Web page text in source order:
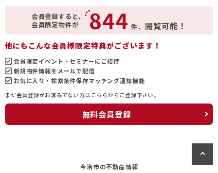
会員登録すると、
会員限定物件が
844 件、 閲覧可能！
他にもこんな会員様限定特典がございます！
会員限定イベント・セミナーにご招待
新規物件情報をメールで配信
お気に入り・検索条件保存マッチング通知機能
まだ会員登録がお済みでない方はこちらからご登録下さい。
無料会員登録
今治市の不動産情報